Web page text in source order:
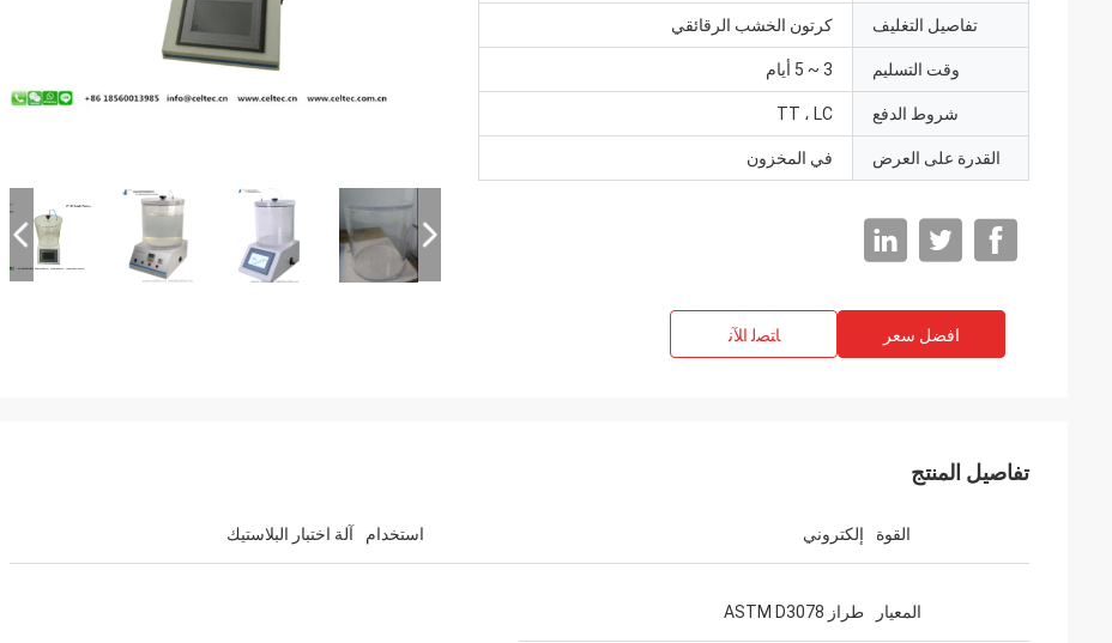
تفاصيل التغليف كرتون الخشب الرقائقي
وقت التسليم 3 ~ 5 أيام
شروط الدفع TT ، LC
القدرة على العرض في المخزون
افضل سعر ﺎﺘﺼﻟ ﺍﻶﻧ
تفاصيل المنتج
القوة إلكتروني استخدام آلة اختبار البلاستيك
المعيار طراز ASTM D3078